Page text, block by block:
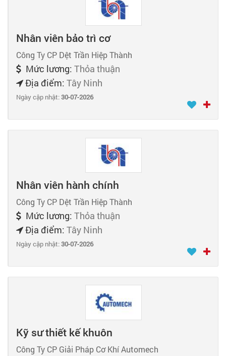
Nhân viên bảo trì cơ
Công Ty CP Dệt Trần Hiệp Thành
Mức lương: Thỏa thuận
Địa điểm: Tây Ninh
Ngày cập nhật:30-07-2026
Nhân viên hành chính
Công Ty CP Dệt Trần Hiệp Thành
Mức lương: Thỏa thuận
Địa điểm: Tây Ninh
Ngày cập nhật:30-07-2026
Kỹ sư thiết kế khuôn
Công Ty CP Giải Pháp Cơ Khí Automech